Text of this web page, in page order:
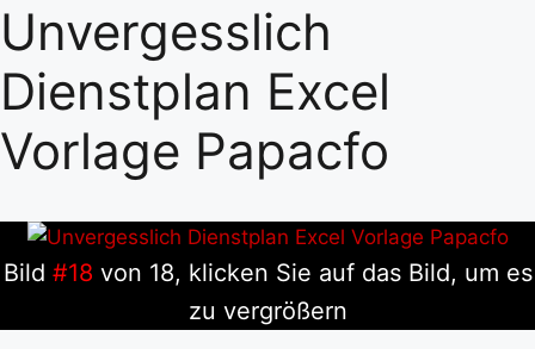
Unvergesslich
Dienstplan Excel
Vorlage Papacfo
Bild #18 von 18, klicken Sie auf das Bild, um es
zu vergrößern